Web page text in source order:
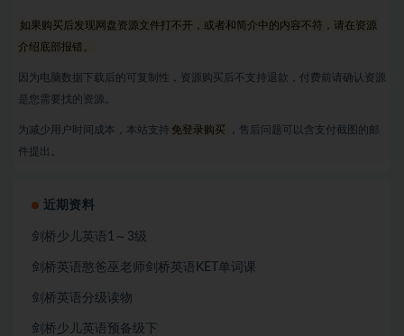
如果购买后发现网盘资源文件打不开，或者和简介中的内容不符，请在资源
介绍底部报错。
因为电脑数据下载后的可复制性，资源购买后不支持退款，付费前请确认资源
是您需要找的资源。
为减少用户时间成本，本站支持 免登录购买
，售后问题可以含支付截图的邮
件提出。
近期资料
剑桥少儿英语1～3级
剑桥英语憨爸巫老师剑桥英语KET单词课
剑桥英语分级读物
剑桥少儿英语预备级下